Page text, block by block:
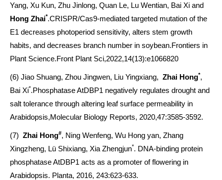
Yang, Xu Kun, Zhu Jinlong, Quan Le, Lu Wentian, Bai Xi and
Hong Zhai*.CRISPR/Cas9-mediated targeted mutation of the
E1 decreases photoperiod sensitivity, alters stem growth
habits, and decreases branch number in soybean.Frontiers in
Plant Science.Front Plant Sci,2022,14(13):e1066820
(6) Jiao Shuang, Zhou Jingwen, Liu Yingxiang, Zhai Hong*,
Bai Xi*.Phosphatase AtDBP1 negatively regulates drought and
salt tolerance through altering leaf surface permeability in
Arabidopsis,Molecular Biology Reports, 2020,47:3585-3592.
(7) Zhai Hong#, Ning Wenfeng, Wu Hong yan, Zhang
Xingzheng, Lü Shixiang, Xia Zhengjun*. DNA-binding protein
phosphatase AtDBP1 acts as a promoter of flowering in
Arabidopsis. Planta, 2016, 243:623-633.